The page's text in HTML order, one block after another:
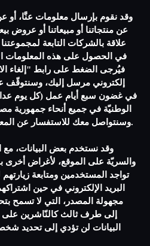
وقد نقوم بإرسال معلومات عنَّا، أو
عن منتجاتنا أو مبيعاتنا أو عروض
علاقة بالشركات التابعة
في الحصول على هذه المعلومات
فيُرجى الضغط على رابط "إلغاء
إلكتروني مرسل إليك،
في غضون سبع أيام عمل (كل يوم عدا
الوطنيّة في جميع أنحاء جمهورية
وسنتواصل معك للاستفسار عن المعلومات في حين عدم وضوحها.
وقد نستخدم بعض البيانات،
والسريّة على الموقع، لأغراض
تواجد المستخدمين ومتابعة
البريد الإلكتروني في حين
مجهولة المصدر، التي لا تسمح
إلى طرف ثالث كالنّاشرين على
البيانات لن تؤدي إلى تحديد